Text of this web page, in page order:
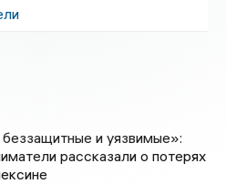
и уязвимые»:
рассказали о потерях